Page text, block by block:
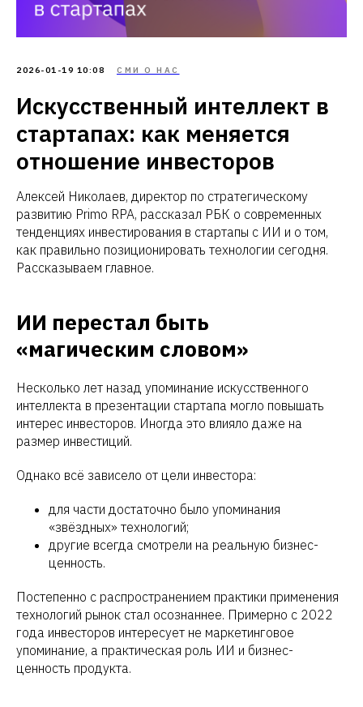
2026-01-19 10:08 СМИ О НАС
Искусственный интеллект в
стартапах: как меняется
отношение инвесторов
Алексей Николаев, директор по стратегическому
развитию Primo RPA, рассказал РБК о современных
тенденциях инвестирования в стартапы с ИИ и о том,
как правильно позиционировать технологии сегодня.
Рассказываем главное.
ИИ перестал быть
«магическим словом»
Несколько лет назад упоминание искусственного
интеллекта в презентации стартапа могло повышать
интерес инвесторов. Иногда это влияло даже на
размер инвестиций.
Однако всё зависело от цели инвестора:
для части достаточно было упоминания
«звёздных» технологий;
другие всегда смотрели на реальную бизнес-
ценность.
Постепенно с распространением практики применения
технологий рынок стал осознаннее. Примерно с 2022
года инвесторов интересует не маркетинговое
упоминание, а практическая роль ИИ и бизнес-
ценность продукта.